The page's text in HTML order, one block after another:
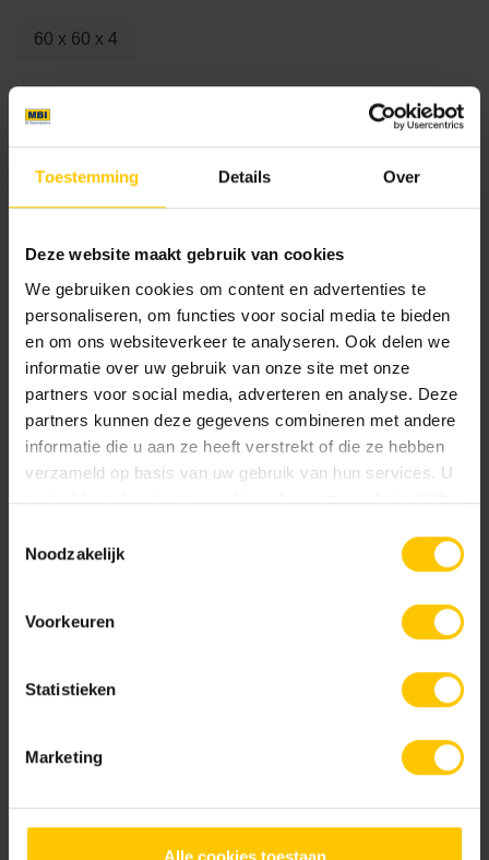
Toestemming Details Over
Deze website maakt gebruik van cookies
We gebruiken cookies om content en advertenties te
personaliseren, om functies voor social media te bieden
en om ons websiteverkeer te analyseren. Ook delen we
informatie over uw gebruik van onze site met onze
partners voor social media, adverteren en analyse. Deze
partners kunnen deze gegevens combineren met andere
informatie die u aan ze heeft verstrekt of die ze hebben
verzameld op basis van uw gebruik van hun services. U
gaat akkoord met onze cookies als u onze website blijft
Noodzakelijk
Voorkeuren
Statistieken
Marketing
60 x 60 x 4
Kleur
Standaard kleuren
Brochures